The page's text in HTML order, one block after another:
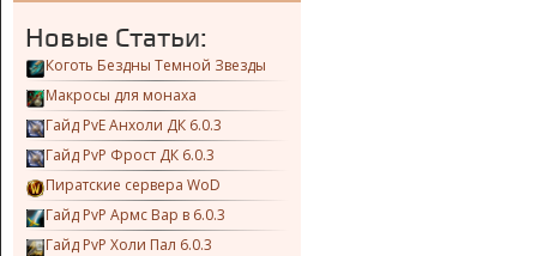
Новые Статьи:
Коготь Бездны Темной Звезды
Макросы для монаха
Гайд PvE Анхоли ДК 6.0.3
Гайд PvP Фрост ДК 6.0.3
Пиратские сервера WoD
Гайд PvP Армс Вар в 6.0.3
Гайд PvP Холи Пал 6.0.3